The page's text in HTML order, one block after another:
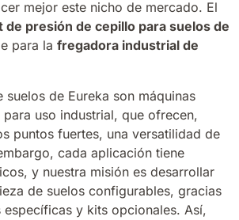
mm 3900 m²/h
mm 4980 m²/h
mejor este nicho de mercado. El
de presión de cepillo para suelos de
para la fregadora industrial de
suelos de Eureka son máquinas
uso industrial, que ofrecen,
puntos fuertes, una versatilidad de
cada aplicación tiene
y nuestra misión es desarrollar
de suelos configurables, gracias
y kits opcionales. Así,